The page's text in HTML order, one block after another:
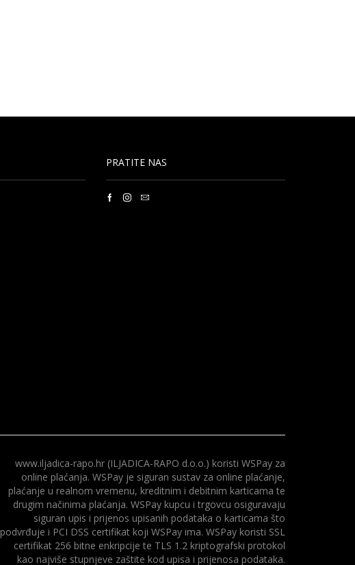
PRATITE NAS
www.iljadica-rapo.hr (ILJADICA-RAPO d.o.o.) koristi WSPay za
online plaćanja. WSPay je siguran sustav za online plaćanje,
plaćanje u realnom vremenu, kreditnim i debitnim karticama te
drugim načinima plaćanja. WSPay kupcu i trgovcu osiguravaju
siguran upis i prijenos upisanih podataka o karticama što
podvrđuje i PCI DSS certifikat koji WSPay ima. WSPay koristi SSL
certifikat 256 bitne enkripcije te TLS 1.2 kriptografski protokol
kao najviše stupnjeve zaštite kod upisa i prijenosa podataka.